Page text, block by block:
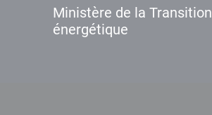
Ministère de la Transition
énergétique